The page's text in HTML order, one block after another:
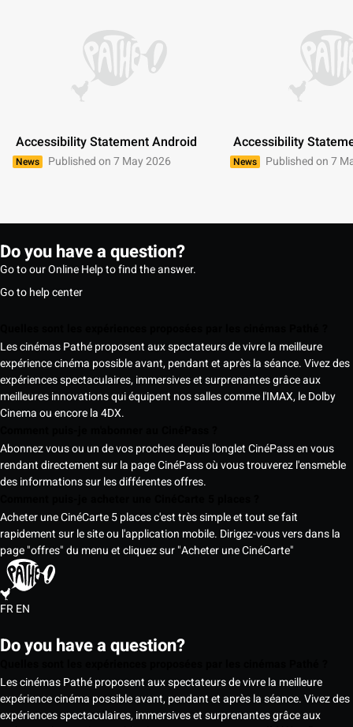
Accessibility Statement Android
News Published on 7 May 2026
Accessibility
News Published on 7
Do you have a question?
Go to our Online Help to find the answer.
Go to help center
Les cinémas Pathé proposent aux spectateurs de vivre la meilleure
expérience cinéma possible avant, pendant et après la séance. Vivez des
expériences spectaculaires, immersives et surprenantes grâce aux
meilleures innovations qui équipent nos salles comme l'IMAX, le Dolby
Cinema ou encore la 4DX.
Abonnez vous ou un de vos proches depuis l'onglet CinéPass en vous
rendant directement sur la page CinéPass où vous trouverez l'ensmeble
des informations sur les différentes offres.
Acheter une CinéCarte 5 places c'est très simple et tout se fait
rapidement sur le site ou l'application mobile. Dirigez-vous vers dans la
page "offres" du menu et cliquez sur "Acheter une CinéCarte"
FREN
Do you have a question?
Les cinémas Pathé proposent aux spectateurs de vivre la meilleure
expérience cinéma possible avant, pendant et après la séance. Vivez des
expériences spectaculaires, immersives et surprenantes grâce aux